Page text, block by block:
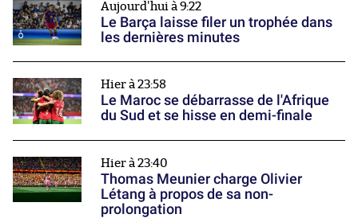
Aujourd'hui à 9:22
Le Barça laisse filer un trophée dans
les dernières minutes
Hier à 23:58
Le Maroc se débarrasse de l'Afrique
du Sud et se hisse en demi-finale
Hier à 23:40
Thomas Meunier charge Olivier
Létang à propos de sa non-
prolongation